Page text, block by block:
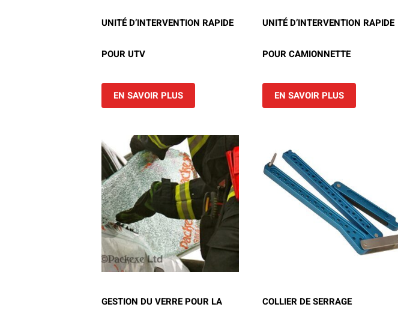
Camions en inventaire usagésINSPECTION D’ÉCHELLES
CERTIFIÉES NFPA
UNITÉ D’INTERVENTION RAPIDE
POUR UTV
EN SAVOIR PLUS
UNITÉ D’INTERVENTION RAPIDE
POUR CAMIONNETTE
EN SAVOIR PLUS
GESTION DU VERRE POUR LA COLLIER DE SERRAGE